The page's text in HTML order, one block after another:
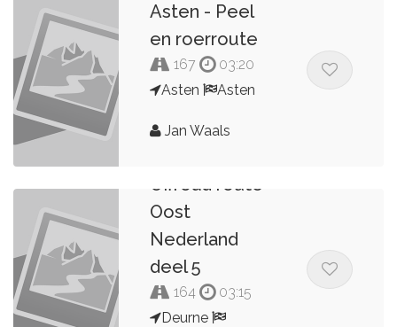
Asten - Peel
en roerroute
167
03:20
Asten
Asten
Jan Waals
Offroad route
Oost
Nederland
deel 5
164
03:15
Deurne